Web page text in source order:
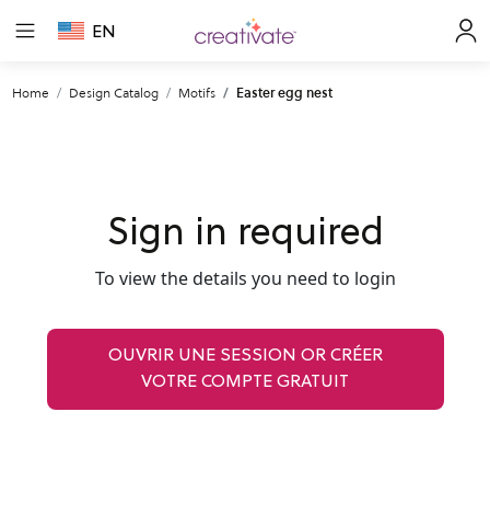
EN
Home Design Catalog Motifs Easter egg nest
Sign in required
To view the details you need to login
OUVRIR UNE SESSION OR CRÉER
VOTRE COMPTE GRATUIT